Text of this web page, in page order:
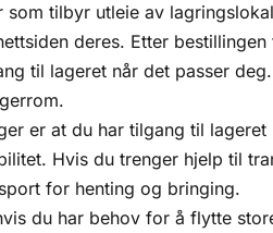
som tilbyr utleie av
deres. Etter
til lageret når det passer
er at du har tilgang til
Hvis du trenger hjelp til
for henting og bringing.
du har behov for å flytte